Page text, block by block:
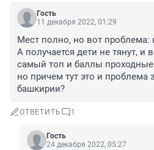
Гость
11 декабря 2022, 01:29
Мест полно, но вот проблема:
А получается дети не тянут, и
самый топ и баллы
но причем тут это и проблема
башкирии?
ОТВЕТИТЬ 1
Гость
24 декабря 2022, 05:27